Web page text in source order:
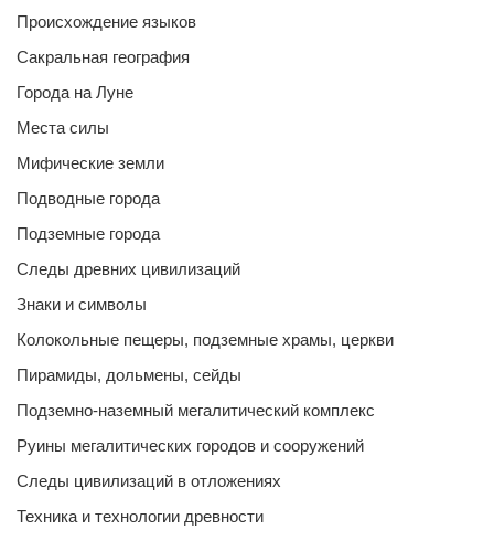
Происхождение языков
Сакральная география
Города на Луне
Места силы
Мифические земли
Подводные города
Подземные города
Следы древних цивилизаций
Знаки и символы
Колокольные пещеры, подземные храмы, церкви
Пирамиды, дольмены, сейды
Подземно-наземный мегалитический комплекс
Руины мегалитических городов и сооружений
Следы цивилизаций в отложениях
Техника и технологии древности